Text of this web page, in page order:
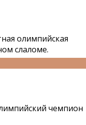
олимпийская
слаломе.
чемпион